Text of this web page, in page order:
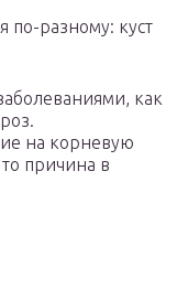
по-разному: куст
как
на корневую
причина в